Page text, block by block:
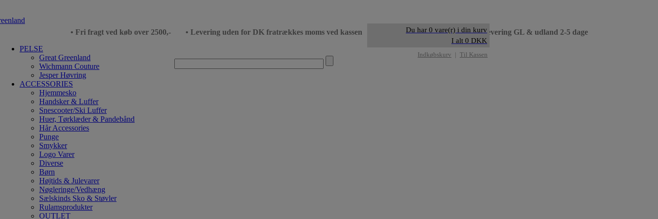
Du har 0 vare(r) i din kurv
I alt 0 DKK
Indkøbskurv | Til Kassen
• Fri fragt ved køb over 2500,- • Levering uden for DK fratrækkes moms ved kassen • Levering DK dag til dag
• Levering GL & udland 2-5 dage
PELSE
Great Greenland
Wichmann Couture
Jesper Høvring
ACCESSORIES
Hjemmesko
Handsker & Luffer
Snescooter/Ski Luffer
Huer, Tørklæder & Pandebånd
Hår Accessories
Punge
Smykker
Logo Varer
Diverse
Børn
Højtids & Julevarer
Nøgleringe/Vedhæng
Sælskinds Sko & Støvler
Rulamsprodukter
OUTLET